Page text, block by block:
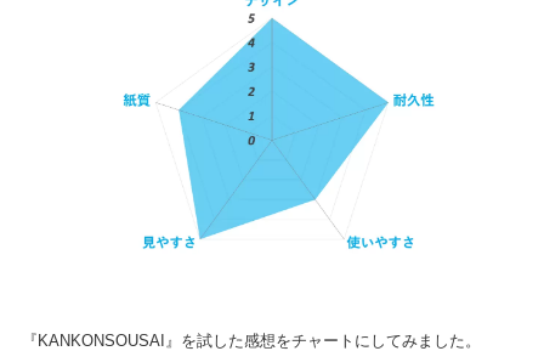
『KANKONSOUSAI』を試した感想をチャートにしてみました。